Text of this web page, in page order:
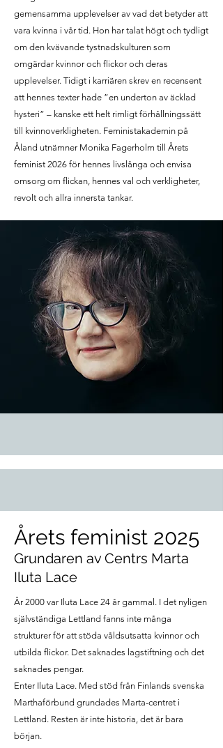
gemensamma upplevelser av vad det betyder att
vara kvinna i vår tid. Hon har talat högt och tydligt
om den kvävande tystnadskulturen som
omgärdar kvinnor och flickor och deras
upplevelser. Tidigt i karriären skrev en recensent
att hennes texter hade ”en underton av äcklad
hysteri” – kanske ett helt rimligt förhållningssätt
till kvinnoverkligheten. Feministakademin på
Åland utnämner Monika Fagerholm till Årets
feminist 2026 för hennes livslånga och envisa
omsorg om flickan, hennes val och verkligheter,
revolt och allra innersta tankar.
Årets feminist 2025
Grundaren av Centrs Marta
Iluta Lace
År 2000 var Iluta Lace 24 år gammal. I det nyligen
självständiga Lettland fanns inte många
strukturer för att stöda våldsutsatta kvinnor och
utbilda flickor. Det saknades lagstiftning och det
saknades pengar.
Enter Iluta Lace. Med stöd från Finlands svenska
Marthaförbund grundades Marta-centret i
Lettland. Resten är inte historia, det är bara
början.